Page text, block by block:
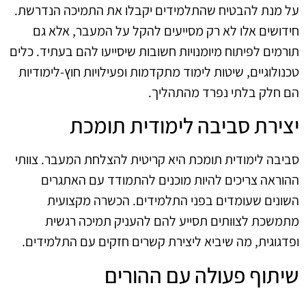
על מנת להבטיח שהתלמידים יקבלו את התמיכה הנדרשת.
חידושים אלו לא רק מסייעים להקל על המעבר, אלא גם
תורמים לפיתוח מיומנויות חשובות שיסייעו להם בעתיד. כלים
טכנולוגיים, שיטות לימוד מתקדמות ופעילויות חוץ-לימודיות
הם חלק בלתי נפרד מהתהליך.
יצירת סביבה לימודית תומכת
סביבה לימודית תומכת היא קריטית להצלחת המעבר. צוותי
ההוראה צריכים להיות מוכנים להתמודד עם האתגרים
השונים שעומדים בפני התלמידים. הכשרה מקצועית
מתמשכת לצוותים תסייע להם להעניק תמיכה רגשית
ופדגוגית, מה שיביא ליצירת קשרים חזקים עם התלמידים.
שיתוף פעולה עם ההורים